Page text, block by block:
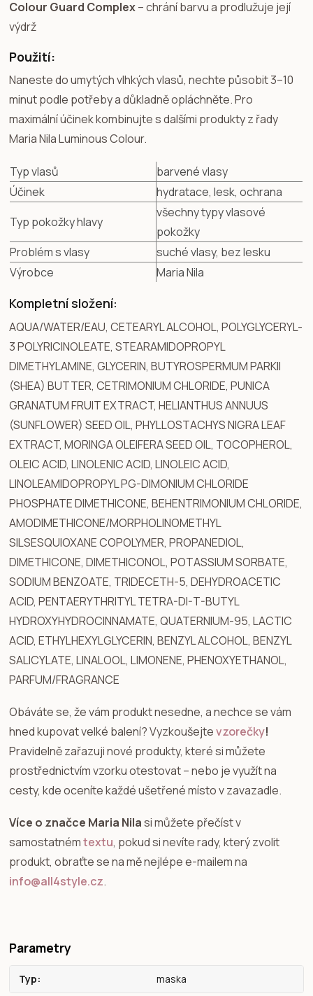
Colour Guard Complex– chrání barvu a prodlužuje její
výdrž
Použití:
Naneste do umytých vlhkých vlasů, nechte působit 3–10
minut podle potřeby a důkladně opláchněte. Pro
maximální účinek kombinujte s dalšími produkty z řady
Maria Nila Luminous Colour.
Typ vlasů
barvené vlasy
Účinek
hydratace, lesk, ochrana
Typ pokožky hlavy
všechny typy vlasové
pokožky
Problém s vlasy
suché vlasy, bez lesku
Výrobce
Maria Nila
Kompletní složení:
AQUA/WATER/EAU, CETEARYL ALCOHOL, POLYGLYCERYL-
3 POLYRICINOLEATE, STEARAMIDOPROPYL
DIMETHYLAMINE, GLYCERIN, BUTYROSPERMUM PARKII
(SHEA) BUTTER, CETRIMONIUM CHLORIDE, PUNICA
GRANATUM FRUIT EXTRACT, HELIANTHUS ANNUUS
(SUNFLOWER) SEED OIL, PHYLLOSTACHYS NIGRA LEAF
EXTRACT, MORINGA OLEIFERA SEED OIL, TOCOPHEROL,
OLEIC ACID, LINOLENIC ACID, LINOLEIC ACID,
LINOLEAMIDOPROPYL PG-DIMONIUM CHLORIDE
PHOSPHATE DIMETHICONE, BEHENTRIMONIUM CHLORIDE,
AMODIMETHICONE/MORPHOLINOMETHYL
SILSESQUIOXANE COPOLYMER, PROPANEDIOL,
DIMETHICONE, DIMETHICONOL, POTASSIUM SORBATE,
SODIUM BENZOATE, TRIDECETH-5, DEHYDROACETIC
ACID, PENTAERYTHRITYL TETRA-DI-T-BUTYL
HYDROXYHYDROCINNAMATE, QUATERNIUM-95, LACTIC
ACID, ETHYLHEXYLGLYCERIN, BENZYL ALCOHOL, BENZYL
SALICYLATE, LINALOOL, LIMONENE, PHENOXYETHANOL,
PARFUM/FRAGRANCE
Obáváte se, že vám produkt nesedne, a nechce se vám
hned kupovat velké balení? Vyzkoušejtevzorečky!
Pravidelně zařazuji nové produkty, které si můžete
prostřednictvím vzorku otestovat – nebo je využít na
cesty, kde oceníte každé ušetřené místo v zavazadle.
Více o značce Maria Nilasi můžete přečíst v
samostatnémtextu, pokud si nevíte rady, který zvolit
produkt, obraťte se na mě nejlépe e-mailem na
info@all4style.cz.
Parametry
Typ maska